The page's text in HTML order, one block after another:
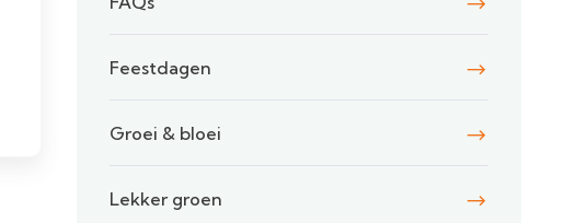
Feestdagen
Groei & bloei
Lekker groen